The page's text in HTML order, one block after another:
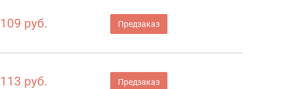
109 руб. Предзаказ
113 руб. Предзаказ